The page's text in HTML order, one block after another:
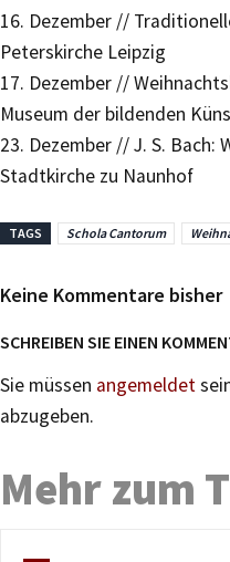
16. Dezember //
Peterskirche Leipzig
17. Dezember //
Museum der bildenden
23. Dezember // J. S.
Stadtkirche zu Naunhof
TAGS Schola Cantorum
Keine Kommentare bisher
SCHREIBEN SIE EINEN
Sie müssen angemeldet
abzugeben.
Mehr zum